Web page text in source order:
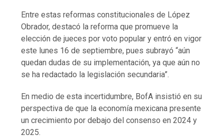
Entre estas reformas constitucionales de López
Obrador, destacó la reforma que promueve la
elección de jueces por voto popular y entró en vigor
este lunes 16 de septiembre, pues subrayó “aún
quedan dudas de su implementación, ya que aún no
se ha redactado la legislación secundaria”.
En medio de esta incertidumbre, BofA insistió en su
perspectiva de que la economía mexicana presente
un crecimiento por debajo del consenso en 2024 y
2025.